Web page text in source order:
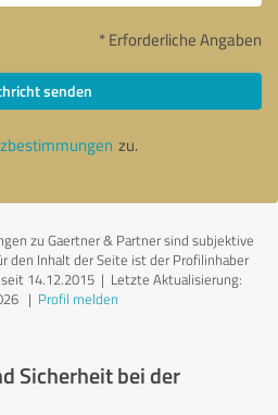
* Erforderliche Angaben
senden
zu.
zu Gaertner & Partner sind subjektive
den Inhalt der Seite ist der Profilinhaber
14.12.2015 | Letzte Aktualisierung:
| Profil melden
Sicherheit bei der